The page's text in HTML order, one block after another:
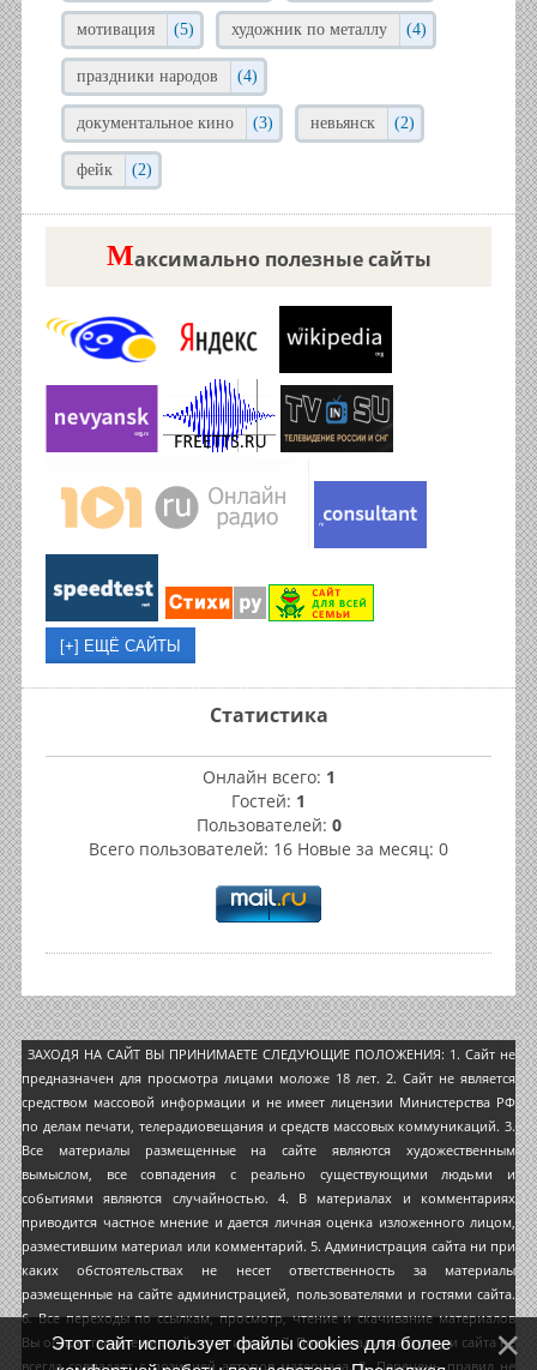
мотивация (5) художник по металлу (4)
праздники народов (4)
документальное кино (3) невьянск (2)
фейк (2)
Максимально полезные сайты
Статистика
Онлайн всего: 1
Гостей: 1
Пользователей: 0
Всего пользователей: 16 Новые за месяц: 0
ЗАХОДЯ НА САЙТ ВЫ ПРИНИМАЕТЕ СЛЕДУЮЩИЕ ПОЛОЖЕНИЯ: 1. Сайт не
предназначен для просмотра лицами моложе 18 лет. 2. Сайт не является
средством массовой информации и не имеет лицензии Министерства РФ
по делам печати, телерадиовещания и средств массовых коммуникаций. 3.
Все материалы размещенные на сайте являются художественным
вымыслом, все совпадения с реально существующими людьми и
событиями являются случайностью. 4. В материалах и комментариях
приводится частное мнение и дается личная оценка изложенного лицом,
разместившим материал или комментарий. 5. Администрация сайта ни при
каких обстоятельствах не несет ответственность за материалы
размещенные на сайте администрацией, пользователями и гостями сайта.
6. Все переходы по ссылкам, просмотр, чтение и скачивание материалов
Вы осуществляете на свой страх и риск. 7. Позиция администрации сайта не
всегда совпадает с позицией авторов материала. 8. Перечень правил не
Этот сайт использует файлы cookies для более